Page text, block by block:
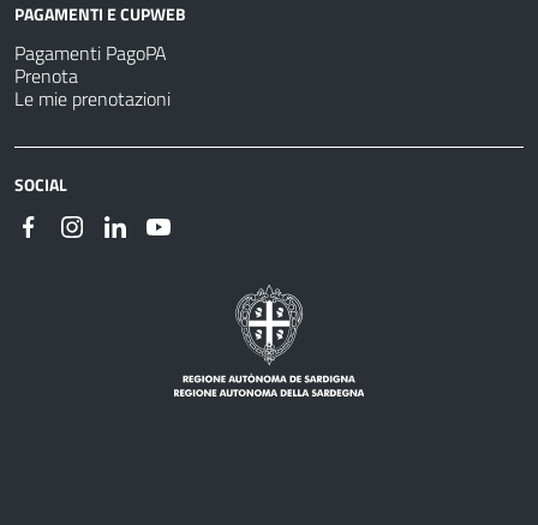
PAGAMENTI E CUPWEB
Pagamenti PagoPA
Prenota
Le mie prenotazioni
SOCIAL